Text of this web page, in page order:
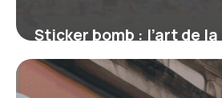
Sticker bomb : l’art de la
customisation explosive
15 juin 2026